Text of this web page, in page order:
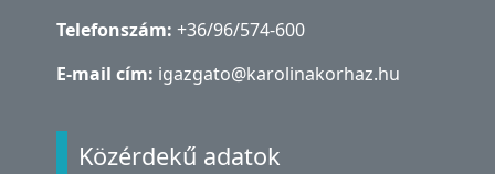
Telefonszám: +36/96/574-600
E-mail cím: igazgato@karolinakorhaz.hu
Közérdekű adatok